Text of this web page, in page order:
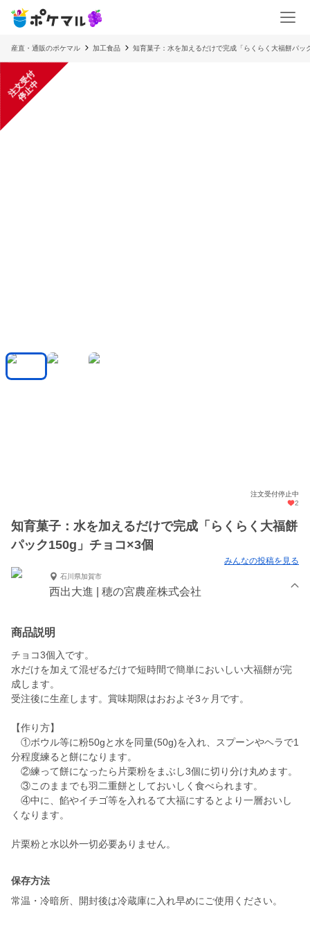
産直・通販のポケマル 加工食品 知育菓子：水を加えるだけで完成「らくらく大福餅パッ
注
文
受
付
停
止
中
注文受付停止中
2
知育菓子：水を加えるだけで完成「らくらく大福餅
パック150g」チョコ×3個
みんなの投稿を見る
石川県加賀市
西出大進 | 穂の宮農産株式会社
商品説明
チョコ3個入です。
水だけを加えて混ぜるだけで短時間で簡単においしい大福餅が完
成します。
受注後に生産します。賞味期限はおおよそ3ヶ月です。
【作り方】
①ボウル等に粉50gと水を同量(50g)を入れ、スプーンやヘラで1
分程度練ると餅になります。
②練って餅になったら片栗粉をまぶし3個に切り分け丸めます。
③このままでも羽二重餅としておいしく食べられます。
④中に、餡やイチゴ等を入れるて大福にするとより一層おいし
くなります。
片栗粉と水以外一切必要ありません。
保存方法
常温・冷暗所、開封後は冷蔵庫に入れ早めにご使用ください。